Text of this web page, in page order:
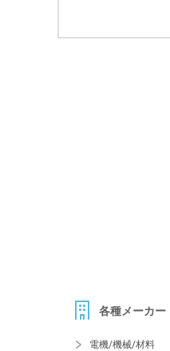
各種メーカー
電機/機械/材料